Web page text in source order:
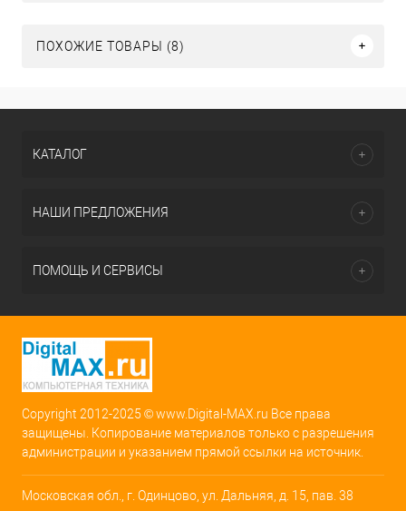
ПОХОЖИЕ ТОВАРЫ (8)
КАТАЛОГ
НАШИ ПРЕДЛОЖЕНИЯ
ПОМОЩЬ И СЕРВИСЫ
Copyright 2012-2025 © www.Digital-MAX.ru Все права
защищены. Копирование материалов только с разрешения
администрации и указанием прямой ссылки на источник.
Московская обл., г. Одинцово, ул. Дальняя, д. 15, пав. 38